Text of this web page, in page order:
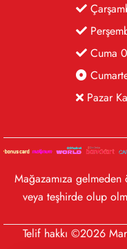
Cuma
Pazar
Mağazamıza gelmeden
veya teşhirde olup
Telif hakkı ©2026